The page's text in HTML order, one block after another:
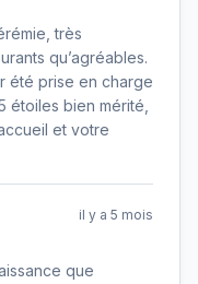
très
qu’agréables.
été prise en charge
étoiles bien mérité,
et votre
il y a 5 mois
que